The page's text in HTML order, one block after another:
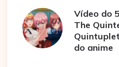
Vídeo do
The
do anime